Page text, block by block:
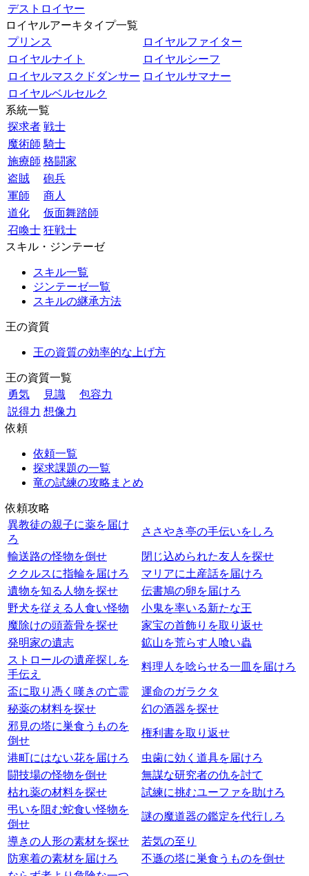
デストロイヤー
ロイヤルアーキタイプ一覧
プリンス
ロイヤルファイター
ロイヤルナイト
ロイヤルシーフ
ロイヤルマスクドダンサー ロイヤルサマナー
ロイヤルベルセルク
系統一覧
探求者 戦士
魔術師 騎士
施療師 格闘家
盗賊
砲兵
軍師
商人
道化
仮面舞踏師
召喚士 狂戦士
スキル・ジンテーゼ
スキル一覧
ジンテーゼ一覧
スキルの継承方法
王の資質
王の資質の効率的な上げ方
王の資質一覧
勇気
見識
包容力
説得力 想像力
依頼
依頼一覧
探求課題の一覧
竜の試練の攻略まとめ
依頼攻略
異教徒の親子に薬を届け
ろ
ささやき亭の手伝いをしろ
輸送路の怪物を倒せ
閉じ込められた友人を探せ
ククルスに指輪を届けろ
マリアに土産話を届けろ
遺物を知る人物を探せ
伝書鳩の卵を届けろ
野犬を従える人食い怪物
小鬼を率いる新たな王
魔除けの頭蓋骨を探せ
家宝の首飾りを取り返せ
発明家の遺志
鉱山を荒らす人喰い蟲
ストロールの遺産探しを
手伝え
料理人を唸らせる一皿を届けろ
盃に取り憑く嘆きの亡霊
運命のガラクタ
秘薬の材料を探せ
幻の酒器を探せ
邪見の塔に巣食うものを
倒せ
権利書を取り返せ
港町にはない花を届けろ
虫歯に効く道具を届けろ
闘技場の怪物を倒せ
無謀な研究者の仇を討て
枯れ薬の材料を探せ
試練に挑むユーファを助けろ
弔いを阻む蛇食い怪物を
倒せ
謎の魔道器の鑑定を代行しろ
導きの人形の素材を探せ
若気の至り
防寒着の素材を届けろ
不遜の塔に巣食うものを倒せ